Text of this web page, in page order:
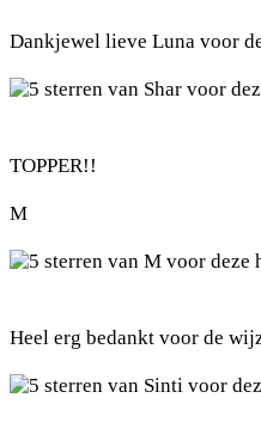
Dankjewel lieve Luna voor
TOPPER!!
M
Heel erg bedankt voor de